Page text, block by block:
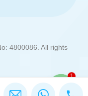
4800086. All rights
Support)
1